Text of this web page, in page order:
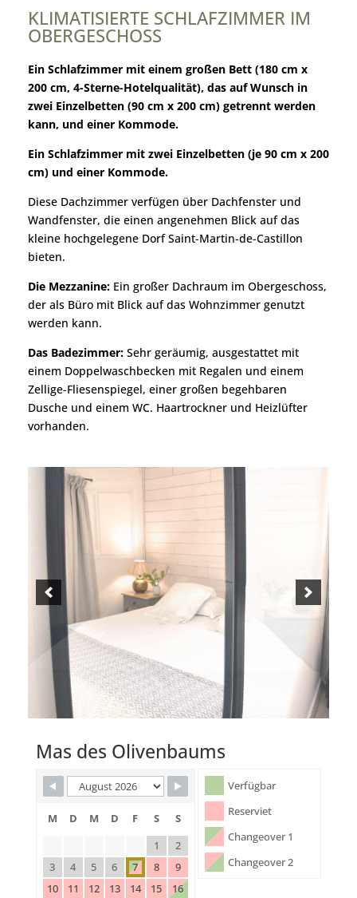
KLIMATISIERTE SCHLAFZIMMER IM
OBERGESCHOSS
Ein Schlafzimmer mit einem großen Bett (180 cm x
200 cm, 4-Sterne-Hotelqualität), das auf Wunsch in
zwei Einzelbetten (90 cm x 200 cm) getrennt werden
kann, und einer Kommode.
Ein Schlafzimmer mit zwei Einzelbetten (je 90 cm x 200
cm) und einer Kommode.
Diese Dachzimmer verfügen über Dachfenster und
Wandfenster, die einen angenehmen Blick auf das
kleine hochgelegene Dorf Saint-Martin-de-Castillon
bieten.
Die Mezzanine: Ein großer Dachraum im Obergeschoss,
der als Büro mit Blick auf das Wohnzimmer genutzt
werden kann.
Das Badezimmer: Sehr geräumig, ausgestattet mit
einem Doppelwaschbecken mit Regalen und einem
Zellige-Fliesenspiegel, einer großen begehbaren
Dusche und einem WC. Haartrockner und Heizlüfter
vorhanden.
Mas des Olivenbaums
Verfügbar
Reserviet
Changeover 1
Changeover 2
M D M D F S
S
1
2
3
4 5 6 7 8
9
10
11 12 13 14 15 16